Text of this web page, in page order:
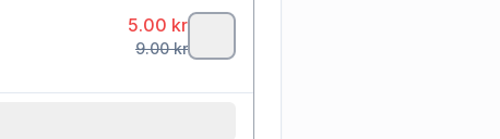
5.00 kr
9.00kr